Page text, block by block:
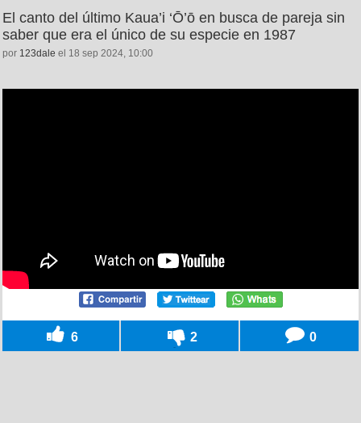
El canto del último Kaua’i ‘Ō’ō en busca de pareja sin
saber que era el único de su especie en 1987
por 123dale el 18 sep 2024, 10:00
6 2 0